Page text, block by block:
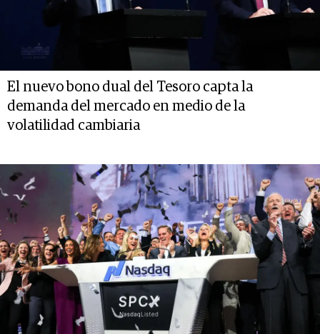
El nuevo bono dual del Tesoro capta la
demanda del mercado en medio de la
volatilidad cambiaria